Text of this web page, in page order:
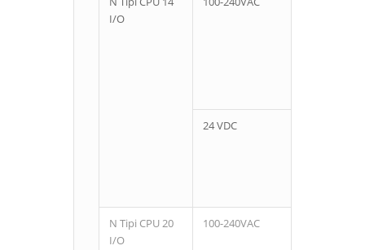
I/O
24 VDC
N Tipi CPU 20
I/O
100-240VAC